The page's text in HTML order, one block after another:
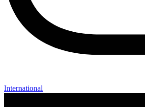
International